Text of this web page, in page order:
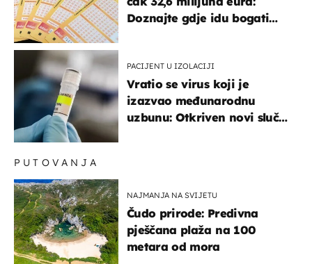
Doznajte gdje idu bogati
PACIJENT U IZOLACIJI
Vratio se virus koji je
izazvao međunarodnu
uzbunu: Otkriven novi slučaj
PUTOVANJA
NAJMANJA NA SVIJETU
Čudo prirode: Predivna
pješčana plaža na 100
metara od mora